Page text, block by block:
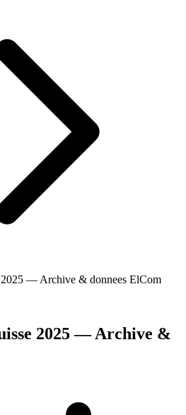
2025 — Archive & donnees ElCom
2025 — Archive &